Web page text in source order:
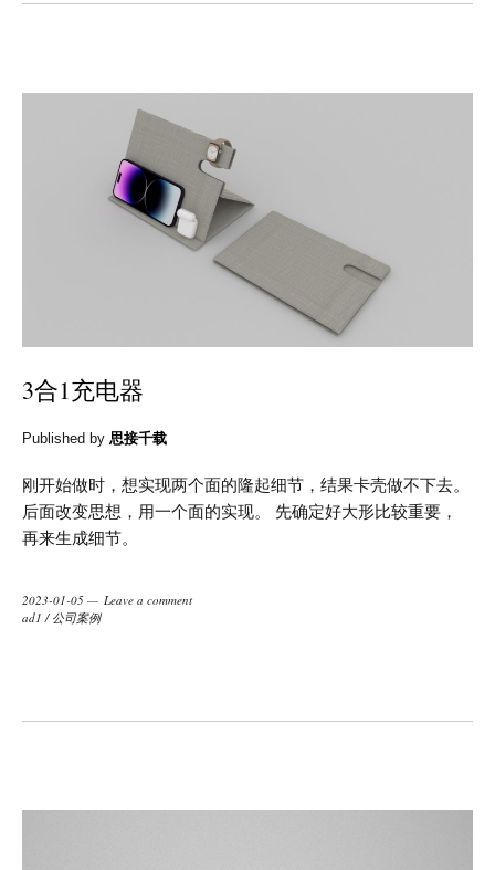
3合1充电器
Published by 思接千载
刚开始做时，想实现两个面的隆起细节，结果卡壳做不下去。
后面改变思想，用一个面的实现。 先确定好大形比较重要，
再来生成细节。
2023-01-05
Leave a comment
ad1 / 公司案例